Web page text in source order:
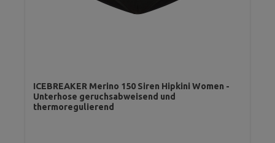
ICEBREAKER Merino 150 Siren Hipkini Women -
Unterhose geruchsabweisend und
thermoregulierend